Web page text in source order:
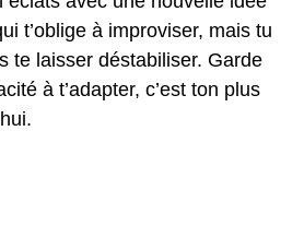
t’oblige à improviser, mais tu
te laisser déstabiliser. Garde
à t’adapter, c’est ton plus